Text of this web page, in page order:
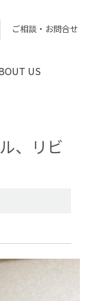
ご相談・お問合せ
US
、リビ